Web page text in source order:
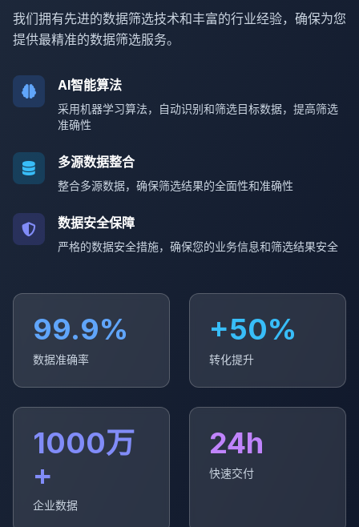
我们拥有先进的数据筛选技术和丰富的行业经验，确保为您
提供最精准的数据筛选服务。
AI智能算法
采用机器学习算法，自动识别和筛选目标数据，提高筛选
准确性
多源数据整合
整合多源数据，确保筛选结果的全面性和准确性
数据安全保障
严格的数据安全措施，确保您的业务信息和筛选结果安全
99.9%
数据准确率
+50%
转化提升
1000万
+
企业数据
24h
快速交付